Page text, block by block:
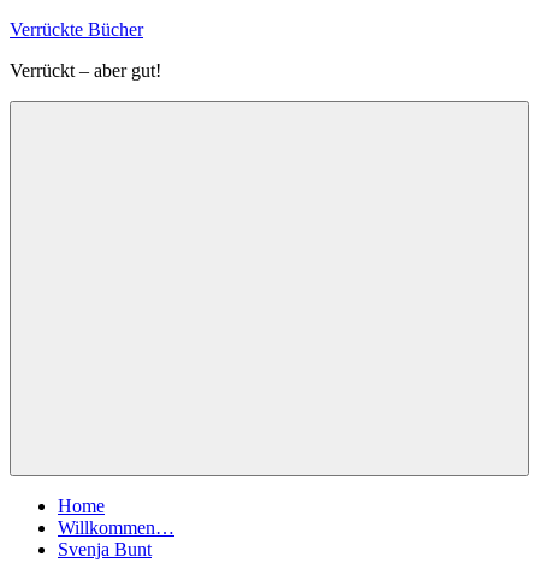
Zum
springen
Verrückte Bücher
Verrückt – aber gut!
Home
Willkommen…
Svenja Bunt